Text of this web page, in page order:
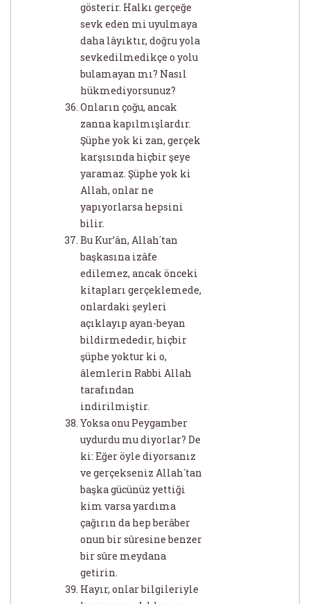
gösterir. Halkı gerçeğe
sevk eden mi uyulmaya
daha lâyıktır, doğru yola
sevkedilmedikçe o yolu
bulamayan mı? Nasıl
hükmediyorsunuz?
Onların çoğu, ancak
zanna kapılmışlardır.
Şüphe yok ki zan, gerçek
karşısında hiçbir şeye
yaramaz. Şüphe yok ki
Allah, onlar ne
yapıyorlarsa hepsini
bilir.
Bu Kur’ân, Allah´tan
başkasına izâfe
edilemez, ancak önceki
kitapları gerçeklemede,
onlardaki şeyleri
açıklayıp ayan-beyan
bildirmededir, hiçbir
şüphe yoktur ki o,
âlemlerin Rabbi Allah
tarafından
indirilmiştir.
Yoksa onu Peygamber
uydurdu mu diyorlar? De
ki: Eğer öyle diyorsanız
ve gerçekseniz Allah´tan
başka gücünüz yettiği
kim varsa yardıma
çağırın da hep berâber
onun bir sûresine benzer
bir sûre meydana
getirin.
Hayır, onlar bilgileriyle